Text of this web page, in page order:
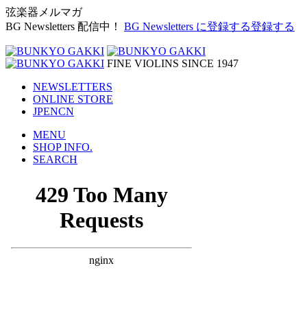
弦楽器メルマガ
BG Newsletters 配信中！
BG Newsletters に登録する登録する
FINE VIOLINS SINCE 1947
NEWSLETTERS
ONLINE STORE
JPENCN
MENU
SHOP INFO.
SEARCH